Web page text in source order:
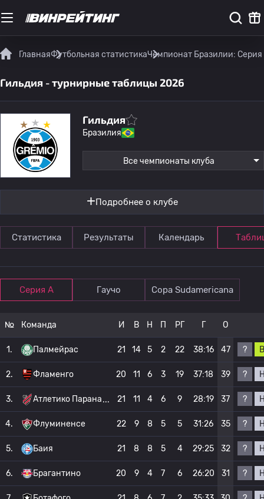
ГлавнаяФутбольная статистикаЧемпионат Бразилии: Серия
Гильдия - турнирные таблицы 2026
Гильдия
Бразилия
Все чемпионаты клуба
Подробнее о клубе
Статистика Результаты Календарь
Серия А Гаучо Copa Sudamericana
№ Команда И В Н П РГ Г О
1. Палмейрас 21 14 5 2 22 38:16 47 ? В
2. Фламенго 20 11 6 3 19 37:18 39 ?
3. Атлетико Парана 21 11 4 6 9 28:19 37 ?
4. Флуминенсе 22 9 8 5 5 31:26 35 ?
5. Баия 21 8 8 5 4 29:25 32 ?
6. Брагантино 20 9 4 7 6 26:20 31 ?